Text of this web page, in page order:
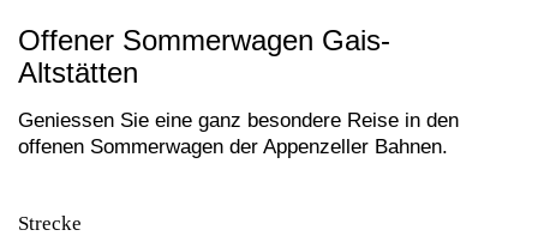
Offener Sommerwagen Gais-
Altstätten
Geniessen Sie eine ganz besondere Reise in den
offenen Sommerwagen der Appenzeller Bahnen.
Strecke